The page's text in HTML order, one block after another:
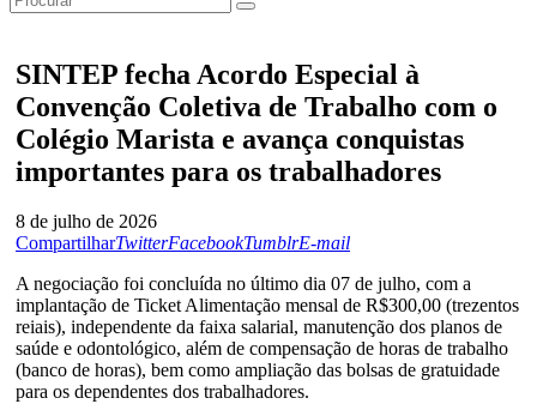
SINTEP fecha Acordo Especial à
Convenção Coletiva de Trabalho com o
Colégio Marista e avança conquistas
importantes para os trabalhadores
8 de julho de 2026
CompartilharTwitterFacebookTumblrE-mail
A negociação foi concluída no último dia 07 de julho, com a
implantação de Ticket Alimentação mensal de R$300,00 (trezentos
reiais), independente da faixa salarial, manutenção dos planos de
saúde e odontológico, além de compensação de horas de trabalho
(banco de horas), bem como ampliação das bolsas de gratuidade
para os dependentes dos trabalhadores.